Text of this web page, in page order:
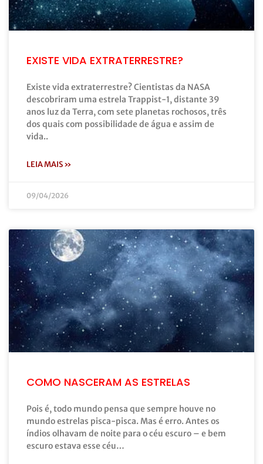
EXISTE VIDA EXTRATERRESTRE?
Existe vida extraterrestre? Cientistas da NASA
descobriram uma estrela Trappist-1, distante 39
anos luz da Terra, com sete planetas rochosos, três
dos quais com possibilidade de água e assim de
vida..
LEIA MAIS »
09/04/2026
COMO NASCERAM AS ESTRELAS
Pois é, todo mundo pensa que sempre houve no
mundo estrelas pisca-pisca. Mas é erro. Antes os
índios olhavam de noite para o céu escuro – e bem
escuro estava esse céu…